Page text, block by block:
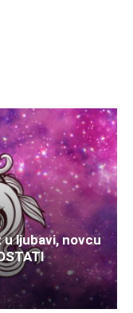
u ljubavi, novcu